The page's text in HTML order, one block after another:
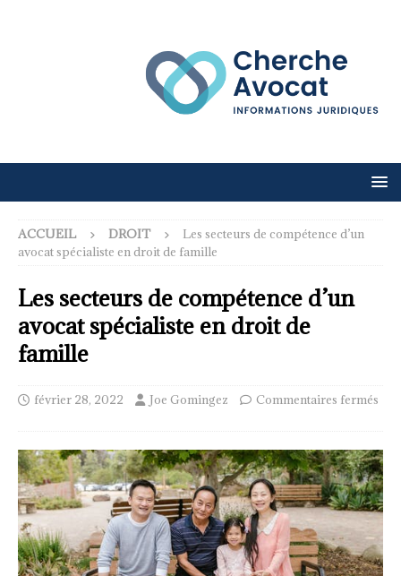
ACCUEIL DROIT
Les secteurs de compétence d’un
avocat spécialiste en droit de famille
Les secteurs de compétence d’un
avocat spécialiste en droit de
famille
février 28, 2022 Joe Gomingez Commentaires fermés